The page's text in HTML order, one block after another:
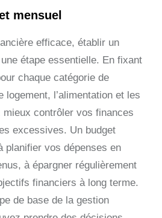
mensuel
efficace, établir un
étape essentielle. En fixant
chaque catégorie de
logement, l’alimentation et les
contrôler vos finances
excessives. Un budget
planifier vos dépenses en
à épargner régulièrement
financiers à long terme.
de base de la gestion